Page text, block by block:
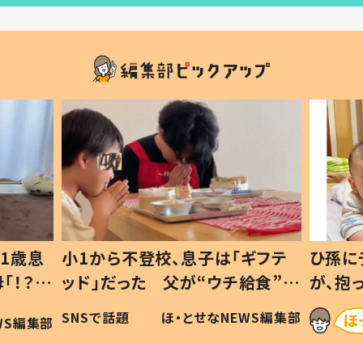
歳息
？」
編集部
小1から不登校、息子は「ギフテ
ッド」だった 父が“ウチ給食”を
作り続ける理由とは #令和の親
#令和の子
SNSで話題 ほ・とせなNEWS編集部
ひ孫
が、
「涙が
い」